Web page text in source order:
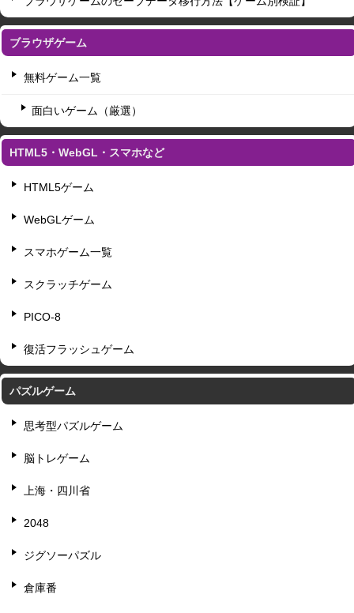
ブラウザゲーム
無料ゲーム一覧
面白いゲーム（厳選）
HTML5・WebGL・スマホなど
HTML5ゲーム
WebGLゲーム
スマホゲーム一覧
スクラッチゲーム
PICO-8
復活フラッシュゲーム
パズルゲーム
思考型パズルゲーム
脳トレゲーム
上海・四川省
2048
ジグソーパズル
倉庫番